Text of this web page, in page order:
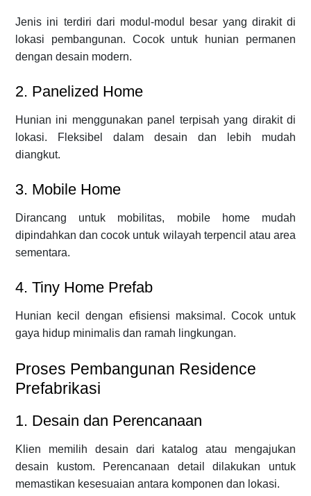
Jenis ini terdiri dari modul-modul besar yang dirakit di
lokasi pembangunan. Cocok untuk hunian permanen
dengan desain modern.
2. Panelized Home
Hunian ini menggunakan panel terpisah yang dirakit di
lokasi. Fleksibel dalam desain dan lebih mudah
diangkut.
3. Mobile Home
Dirancang untuk mobilitas, mobile home mudah
dipindahkan dan cocok untuk wilayah terpencil atau area
sementara.
4. Tiny Home Prefab
Hunian kecil dengan efisiensi maksimal. Cocok untuk
gaya hidup minimalis dan ramah lingkungan.
Proses Pembangunan Residence
Prefabrikasi
1. Desain dan Perencanaan
Klien memilih desain dari katalog atau mengajukan
desain kustom. Perencanaan detail dilakukan untuk
memastikan kesesuaian antara komponen dan lokasi.